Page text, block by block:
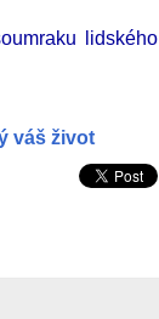
lidského
váš život